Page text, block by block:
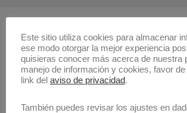
Buscar
Buscar
Artistas
Este sitio utiliza cookies para almacenar
ese modo otorgar la mejor experiencia
quisieras conocer más acerca de nuestra
manejo de información y cookies, favor de
link del aviso de privacidad.
También puedes revisar los ajustes en